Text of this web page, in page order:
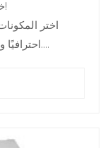
خصص سيرفرك كما تشاء، ودع الباقي علينا!
اختر
احترافيًا وشحنًا فوريًا باستخدام مخزون محدث دوريًا.